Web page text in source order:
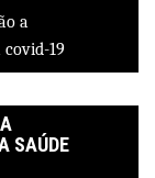
a
19
SAÚDE